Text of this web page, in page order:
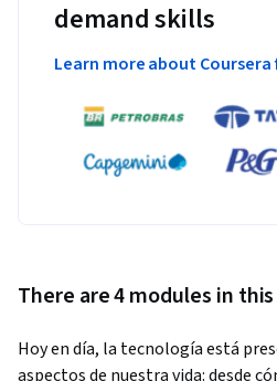
demand skills
Learn more about Coursera
There are 4 modules in
Hoy en día, la tecnología está
aspectos de nuestra vida: desde